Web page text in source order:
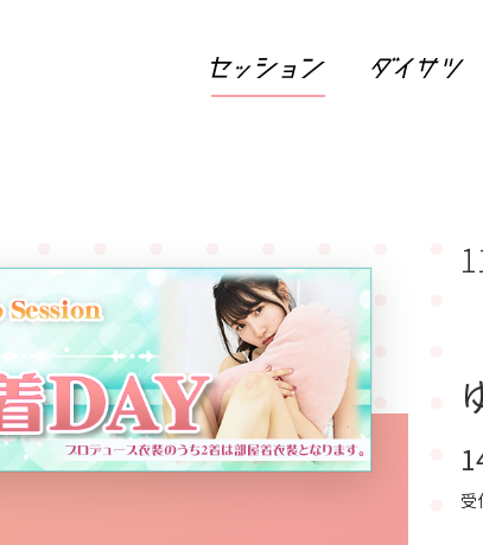
受